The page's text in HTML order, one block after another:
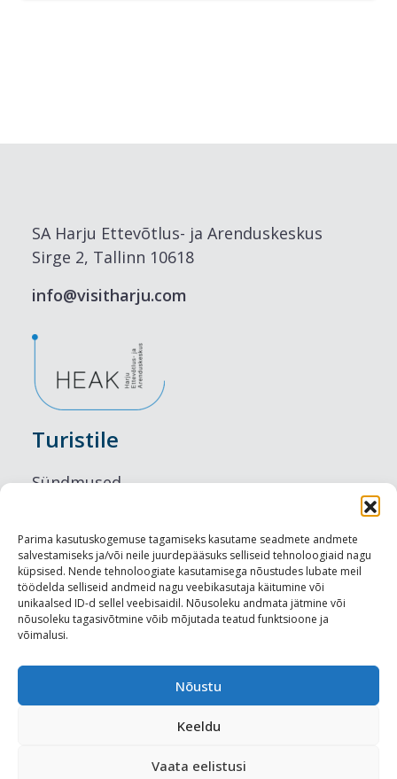
Parima kasutuskogemuse tagamiseks kasutame seadmete andmete
salvestamiseks ja/või neile juurdepääsuks selliseid tehnoloogiaid nagu
küpsised. Nende tehnoloogiate kasutamisega nõustudes lubate meil
töödelda selliseid andmeid nagu veebikasutaja käitumine või
unikaalsed ID-d sellel veebisaidil. Nõusoleku andmata jätmine või
nõusoleku tagasivõtmine võib mõjutada teatud funktsioone ja
võimalusi.
Nõustu
Keeldu
Vaata eelistusi
SA Harju Ettevõtlus- ja Arenduskeskus
Sirge 2, Tallinn 10618
info@visitharju.com
Turistile
Sündmused
Maitseelamused
Vaatamisväärsused
Visit Tallinn
Turismiprofessionaalile
Harju-, Rapla- ja Läänemaa DMO
Meediakajastused